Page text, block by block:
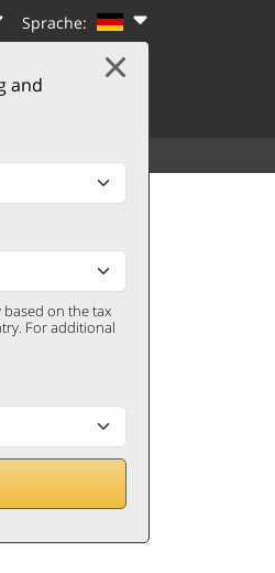
Sprache:
and
on the tax
For additional
WARENKORB